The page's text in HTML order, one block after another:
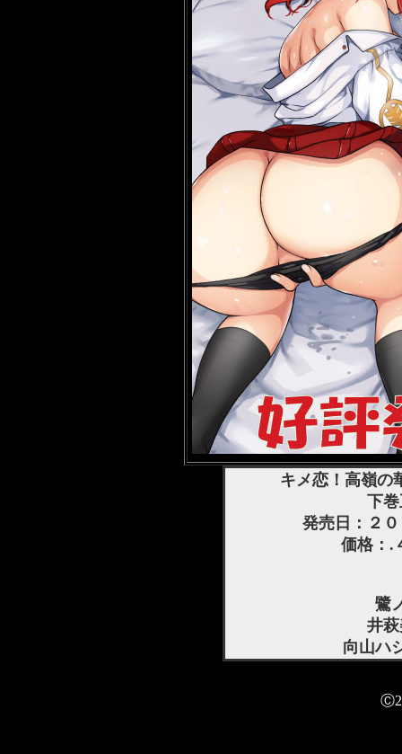
キメ恋！高嶺の
下
発売日：２
価格：.
鷺
井
向山ハ